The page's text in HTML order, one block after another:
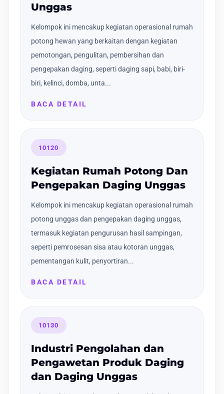
Unggas
Kelompok ini mencakup kegiatan operasional rumah
potong hewan yang berkaitan dengan kegiatan
pemotongan, pengulitan, pembersihan dan
pengepakan daging, seperti daging sapi, babi, biri-
biri, kelinci, domba, unta...
BACA DETAIL
10120
Kegiatan Rumah Potong Dan
Pengepakan Daging Unggas
Kelompok ini mencakup kegiatan operasional rumah
potong unggas dan pengepakan daging unggas,
termasuk kegiatan pengurusan hasil sampingan,
seperti pemrosesan sisa atau kotoran unggas,
pementangan kulit, penyortiran...
BACA DETAIL
10130
Industri Pengolahan dan
Pengawetan Produk Daging
dan Daging Unggas